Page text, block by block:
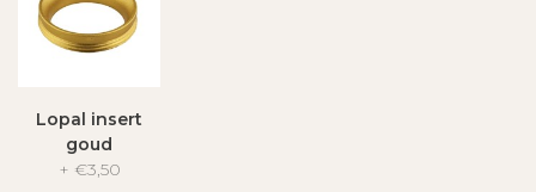
Lopal insert
goud
+ €3,50